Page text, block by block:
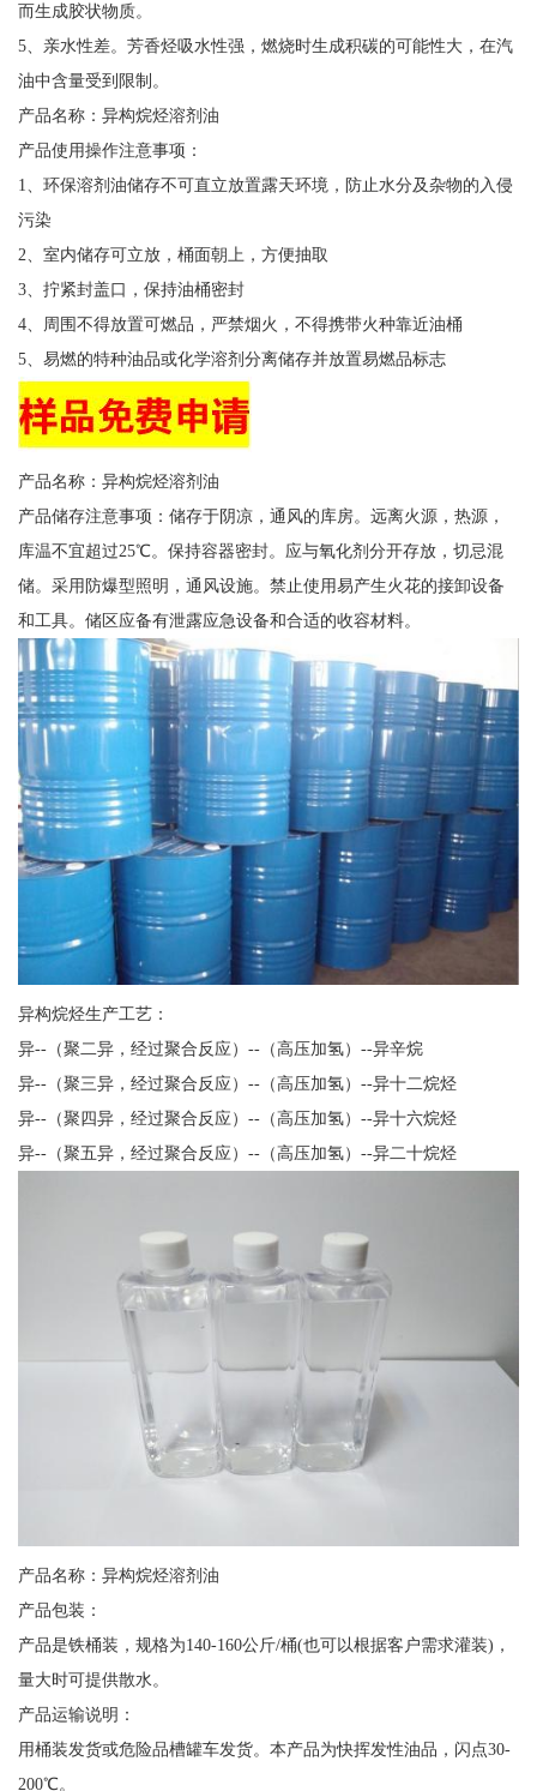
而生成胶状物质。
5、亲水性差。芳香烃吸水性强，燃烧时生成积碳的可能性大，在汽
油中含量受到限制。
产品名称：异构烷烃溶剂油
产品使用操作注意事项：
1、环保溶剂油储存不可直立放置露天环境，防止水分及杂物的入侵
污染
2、室内储存可立放，桶面朝上，方便抽取
3、拧紧封盖口，保持油桶密封
4、周围不得放置可燃品，严禁烟火，不得携带火种靠近油桶
5、易燃的特种油品或化学溶剂分离储存并放置易燃品标志
产品名称：异构烷烃溶剂油
产品储存注意事项：储存于阴凉，通风的库房。远离火源，热源，
库温不宜超过25℃。保持容器密封。应与氧化剂分开存放，切忌混
储。采用防爆型照明，通风设施。禁止使用易产生火花的接卸设备
和工具。储区应备有泄露应急设备和合适的收容材料。
异构烷烃生产工艺：
异--（聚二异，经过聚合反应）--（高压加氢）--异辛烷
异--（聚三异，经过聚合反应）--（高压加氢）--异十二烷烃
异--（聚四异，经过聚合反应）--（高压加氢）--异十六烷烃
异--（聚五异，经过聚合反应）--（高压加氢）--异二十烷烃
产品名称：异构烷烃溶剂油
产品包装：
产品是铁桶装，规格为140-160公斤/桶(也可以根据客户需求灌装)，
量大时可提供散水。
产品运输说明：
用桶装发货或危险品槽罐车发货。本产品为快挥发性油品，闪点30-
200℃。